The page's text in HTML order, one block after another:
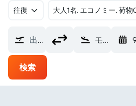
往復 大人1名, エコノミー, 荷物
出発地 モンロー地域空港 (MLU)
検索